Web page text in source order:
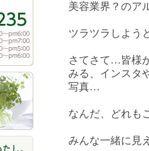
美容業界？のア
ツラツラしよう
さてさて…皆様
みる、インスタ
写真…
なんだ、どれも
みんな一緒に見